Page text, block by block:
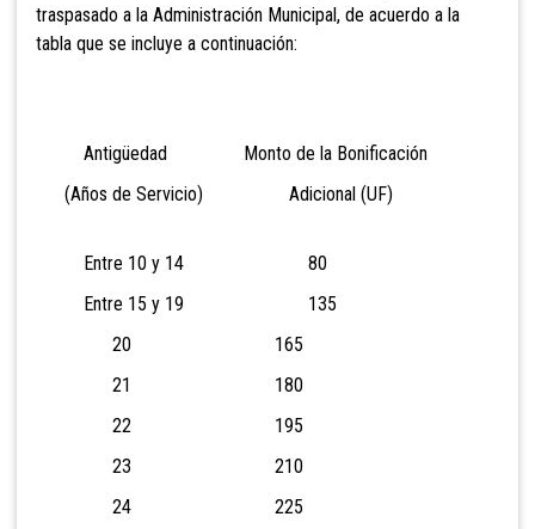
traspasado a la Administración Municipal, de acuerdo a la
tabla que se incluye a continuación:
Antigüedad Monto de la Bonificación
(Años de Servicio) Adicional (UF)
Entre 10 y 14 80
Entre 15 y 19 135
20 165
21 180
22 195
23 210
24 225